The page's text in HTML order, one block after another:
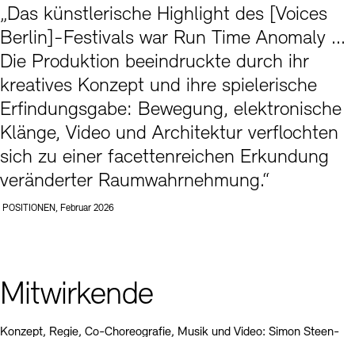
„Das künstlerische Highlight des [Voices
Berlin]-Festivals war Run Time Anomaly ...
Die Produktion beeindruckte durch ihr
kreatives Konzept und ihre spielerische
Erfindungsgabe: Bewegung, elektronische
Klänge, Video und Architektur verflochten
sich zu einer facettenreichen Erkundung
veränderter Raumwahrnehmung.“
POSITIONEN, Februar 2026
Mitwirkende
Konzept, Regie, Co-Choreografie, Musik und Video: Simon Steen-